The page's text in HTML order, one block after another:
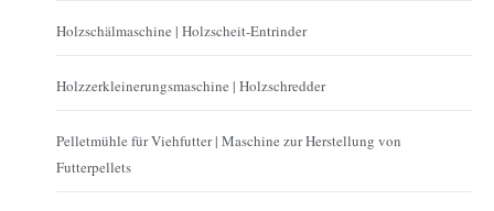
Holzschälmaschine | Holzscheit-Entrinder
Holzzerkleinerungsmaschine | Holzschredder
Pelletmühle für Viehfutter | Maschine zur Herstellung von
Futterpellets